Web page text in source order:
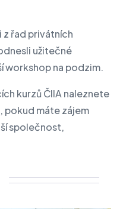
z řad privátních
užitečné
workshop na podzim.
kurzů ČIIA naleznete
, pokud máte zájem
společnost,